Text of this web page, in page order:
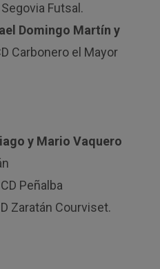
Segovia Futsal.
Domingo Martín y
Carbonero el Mayor
y Mario Vaquero
CD Peñalba
Zaratán Courviset.